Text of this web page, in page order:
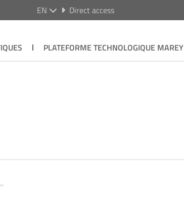
EN Direct access
PLATEFORME TECHNOLOGIQUE MAREY